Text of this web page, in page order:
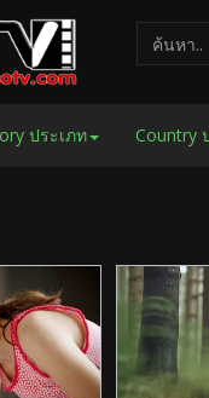
ประเภท Country